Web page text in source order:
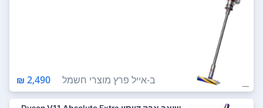
ב-אייל פרץ מוצרי חשמל 2,490 ₪